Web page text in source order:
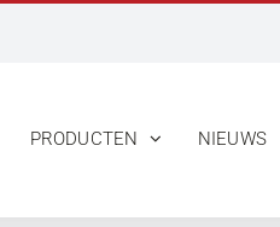
PRODUCTEN NIEUWS